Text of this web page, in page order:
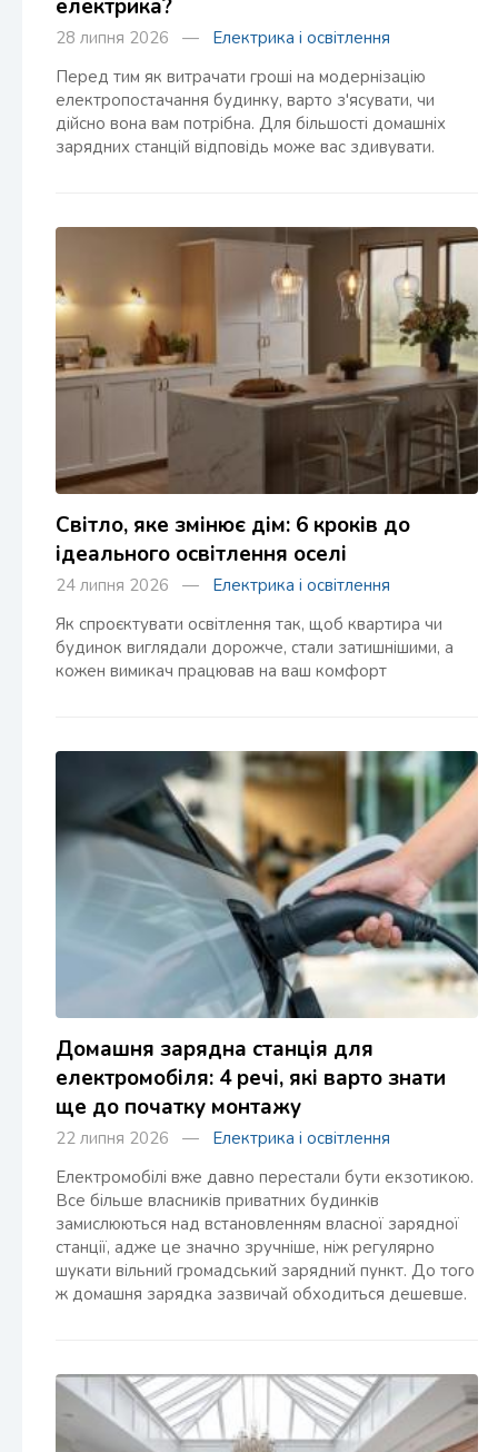
електрика?
28 липня 2026 — Електрика і освітлення
Перед тим як витрачати гроші на модернізацію
електропостачання будинку, варто з'ясувати, чи
дійсно вона вам потрібна. Для більшості домашніх
зарядних станцій відповідь може вас здивувати.
Світло, яке змінює дім: 6 кроків до
ідеального освітлення оселі
24 липня 2026 — Електрика і освітлення
Як спроєктувати освітлення так, щоб квартира чи
будинок виглядали дорожче, стали затишнішими, а
кожен вимикач працював на ваш комфорт
Домашня зарядна станція для
електромобіля: 4 речі, які варто знати
ще до початку монтажу
22 липня 2026 — Електрика і освітлення
Електромобілі вже давно перестали бути екзотикою.
Все більше власників приватних будинків
замислюються над встановленням власної зарядної
станції, адже це значно зручніше, ніж регулярно
шукати вільний громадський зарядний пункт. До того
ж домашня зарядка зазвичай обходиться дешевше.